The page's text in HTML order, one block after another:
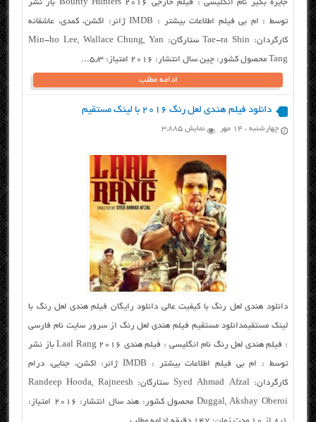
جایزه بگیر نام انگلیسی : فیلم خارجی Bounty Hunters 2016 باز نشر
توسط : ام بی فیلم اطلاعات بیشتر : IMDB ژانر: اکشن، کمدی، عاشقانه
کارگردان: Tae-ra Shin ستارگان: Min-ho Lee, Wallace Chung, Yan
Tang محصول کشور: چین سال انتشار: ۲۰۱۶ امتیاز: ۵٫۳...
ادامه مطلب
دانلود فیلم هندی لعل رنگ ۲۰۱۶ با لینک مستقیم
چهارشنبه ، ۱۴ مهر نمایش 3,885
دانلود هندی لعل رنگ با کیفیت عالی دانلود رایگان فیلم هندی لعل رنگ با
لینک مستقیمدانلود مستقیم فیلم هندی لعل رنگ از سرور سایت نام فارسی
: فیلم هندی لعل رنگ نام انگلیسی : فیلم هندی Laal Rang 2016 باز نشر
توسط : ام بی فیلم اطلاعات بیشتر : IMDB ژانر: اکشن، جنایی، درام
کارگردان: Syed Ahmad Afzal ستارگان: Randeep Hooda, Rajneesh
Duggal, Akshay Oberoi محصول کشور: هند سال انتشار: ۲۰۱۶ امتیاز: